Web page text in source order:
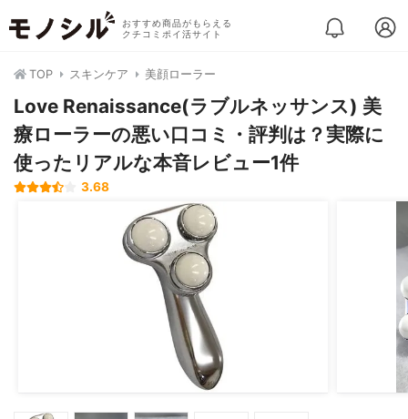
おすすめ商品がもらえる
クチコミポイ活サイト
TOP スキンケア 美顔ローラー
Love Renaissance(ラブルネッサンス) 美
療ローラーの悪い口コミ・評判は？実際に
使ったリアルな本音レビュー1件
3.68